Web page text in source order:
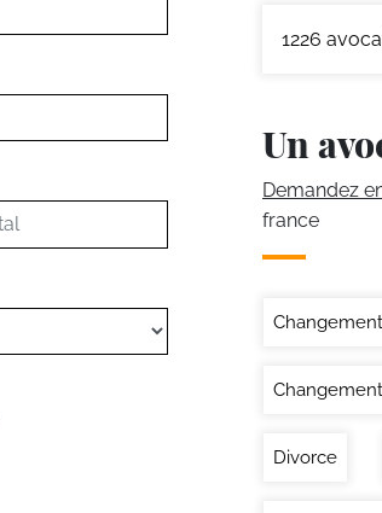
1226
Un
Demandez
france
Divorce